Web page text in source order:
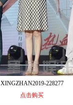
XINGZHAN2019-228277
点击购买